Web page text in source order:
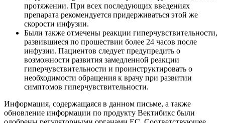
протяжении. При всех последующих введениях
препарата рекомендуется придерживаться этой же
скорости инфузии.
Были также отмечены реакции гиперчувствительности,
развившиеся по прошествии более 24 часов после
инфузии. Пациентов следует предупредить о
возможности развития замедленной реакции
гиперчувствительности и проинструктировать о
необходимости обращения к врачу при развитии
симптомов гиперчувствительности.
Информация, содержащаяся в данном письме, а также
обновление информации по продукту Вектибикс были